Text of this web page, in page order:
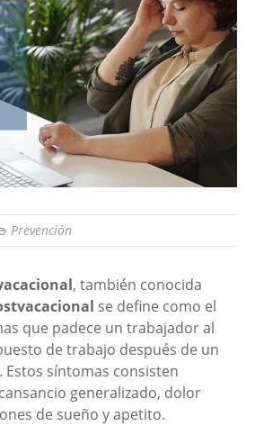
Prevención
, también conocida
se define como el
que padece un trabajador al
de trabajo después de un
Estos síntomas consisten
generalizado, dolor
de sueño y apetito.